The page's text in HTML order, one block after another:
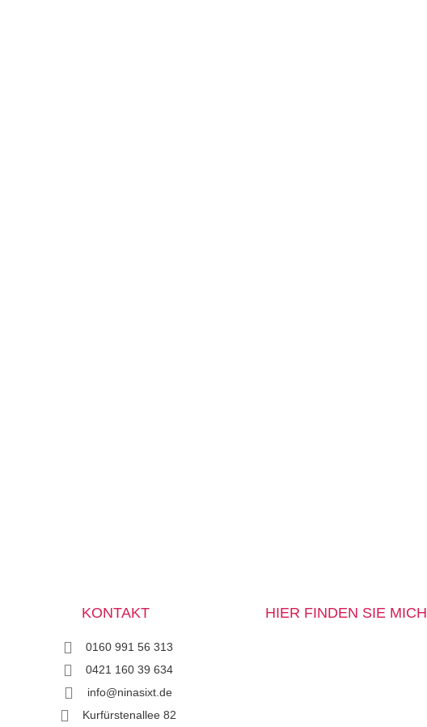
KONTAKT
0160 991 56 313
0421 160 39 634
info@ninasixt.de
Kurfürstenallee 82
HIER FINDEN SIE MICH